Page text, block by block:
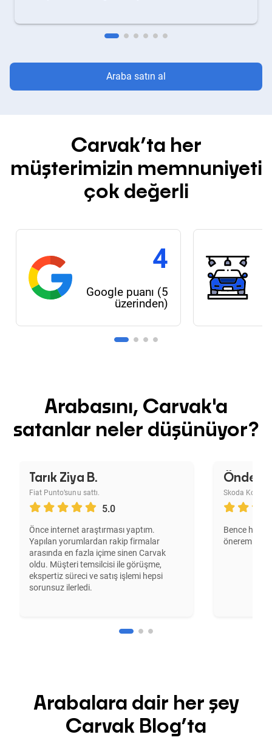
Araba satın al
Carvak’ta her
müşterimizin memnuniyeti
çok değerli
4
Google puanı (5
üzerinden)
Arabasını, Carvak'a
satanlar neler düşünüyor?
Tarık Ziya B.
Fiat Punto’sunu sattı.
5.0
Önce internet araştırması yaptım.
Yapılan yorumlardan rakip firmalar
arasında en fazla içime sinen Carvak
oldu. Müşteri temsilcisi ile görüşme,
ekspertiz süreci ve satış işlemi hepsi
sorunsuz ilerledi.
Önder
Skoda
Bence
Arabalara dair her şey
Carvak Blog’ta